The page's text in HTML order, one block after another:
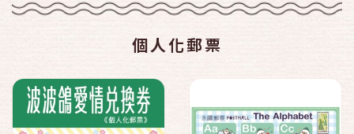
個人化郵票